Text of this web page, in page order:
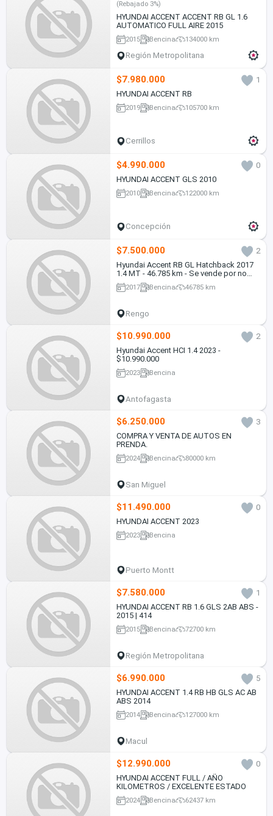
(Rebajado 3%)
HYUNDAI ACCENT ACCENT RB GL 1.6
AUTOMATICO FULL AIRE 2015
2015 Bencina 134000 km
Región Metropolitana
$7.980.000
1
HYUNDAI ACCENT RB
2019 Bencina 105700 km
Cerrillos
$4.990.000
0
HYUNDAI ACCENT GLS 2010
2010 Bencina 122000 km
Concepción
$7.500.000
2
Hyundai Accent RB GL Hatchback 2017
1.4 MT - 46.785 km - Se vende por no
uso
2017 Bencina 46785 km
Rengo
$10.990.000
2
Hyundai Accent HCI 1.4 2023 -
$10.990.000
2023 Bencina
Antofagasta
$6.250.000
3
COMPRA Y VENTA DE AUTOS EN
PRENDA.
2024 Bencina 80000 km
San Miguel
$11.490.000
0
HYUNDAI ACCENT 2023
2023 Bencina
Puerto Montt
$7.580.000
1
HYUNDAI ACCENT RB 1.6 GLS 2AB ABS -
2015 | 414
2015 Bencina 72700 km
Región Metropolitana
$6.990.000
5
HYUNDAI ACCENT 1.4 RB HB GLS AC AB
ABS 2014
2014 Bencina 127000 km
Macul
$12.990.000
0
HYUNDAI ACCENT FULL / AÑO
KILOMETROS / EXCELENTE ESTADO
2024 Bencina 62437 km